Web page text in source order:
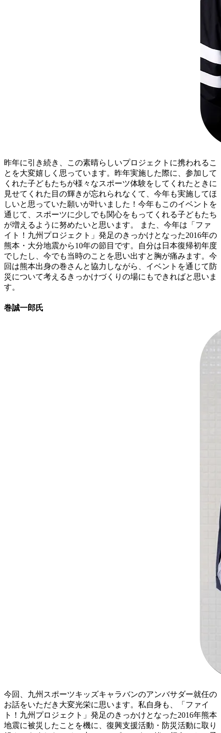
昨年に引き続き、この素晴らしいプロジェクトに携われるこ
とを大変嬉しく思っています。昨年実施した際に、参加して
くれた子どもたちが様々なスポーツ体験をしてくれたときに
見せてくれた目の輝きが忘れられなくて、今年も実施してほ
しいと思っていた願いが叶いました！今年もこのイベントを
通じて、スポーツに少しでも関心をもってくれる子どもたち
が増えるように努めたいと思います。 また、今年は「ファ
イト！九州プロジェクト」発足のきっかけとなった2016年の
熊本・大分地震から10年の節目です。自分は日本復帰初年度
でしたし、今でも当時のことを思い出すと胸が痛みます。今
回は熊本出身の巻さんと協力しながら、イベントを通じて防
災について考えるきっかけづくりの場にもできればと思いま
す。
巻誠一郎氏
今回、九州スポーツキッズキャラバンのアンバサダー就任の
お話をいただき大変光栄に思います。私自身も、「ファイ
ト！九州プロジェクト」発足のきっかけとなった2016年熊本
地震に被災したことを機に、復興支援活動・防災活動に取り